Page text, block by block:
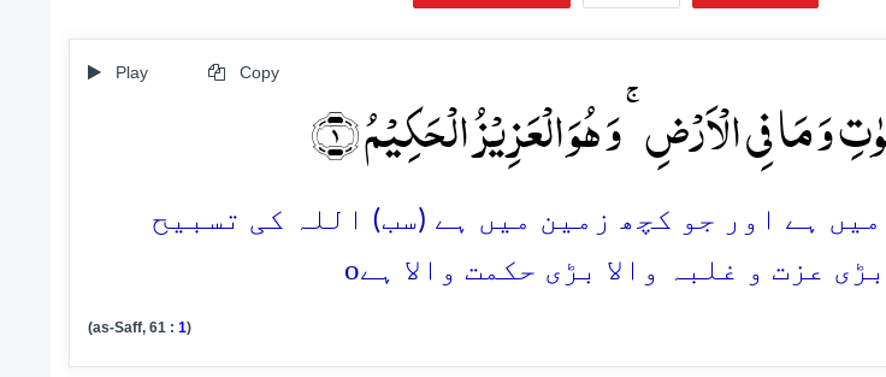
Play Copy
وَ مَا فِی الۡاَرۡضِ ۚ وَ ہُوَ الۡعَزِیۡزُ الۡحَکِیۡمُ ﴿۱﴾
میں ہے اور جو کچھ زمین میں ہے (سب) اللہ کی تسبیح
عزت و غلبہ والا بڑی حکمت والا ہےo
(as-Saff, 61 : 1)